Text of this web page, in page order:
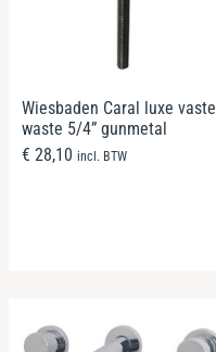
Wiesbaden Caral luxe vaste
waste 5/4” gunmetal
€ 28,10 incl. BTW